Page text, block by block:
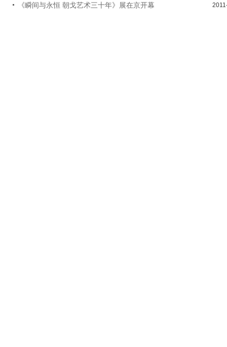
《瞬间与永恒 朝戈艺术三十年》展在京开幕